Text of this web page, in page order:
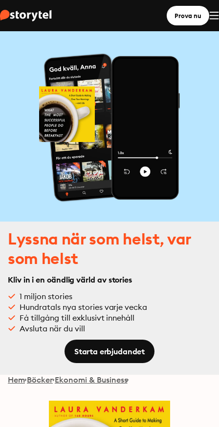
Prova nu
Lyssna när som helst, var
som helst
Kliv in i en oändlig värld av stories
1 miljon stories
Hundratals nya stories varje vecka
Få tillgång till exklusivt innehåll
Avsluta när du vill
Starta erbjudandet
Hem Böcker Ekonomi & Business